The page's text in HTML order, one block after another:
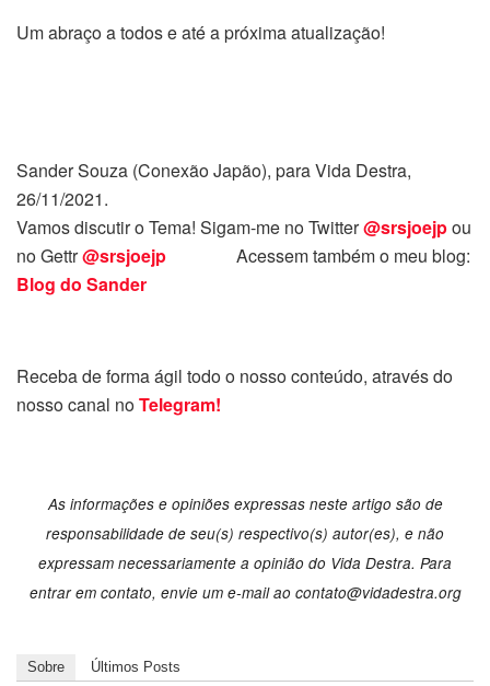
Um abraço a todos e até a próxima atualização!
Sander Souza (Conexão Japão), para Vida Destra,
26/11/2021.
Vamos discutir o Tema! Sigam-me no Twitter@srsjoejpou
no Gettr@srsjoejp Acessem também o meu blog:
Blog do Sander
Receba de forma ágil todo o nosso conteúdo, através do
nosso canal noTelegram!
As informações e opiniões expressas neste artigo são de
responsabilidade de seu(s) respectivo(s) autor(es), e não
expressam necessariamente a opinião do Vida Destra. Para
entrar em contato, envie um e-mail ao contato@vidadestra.org
Sobre Últimos Posts